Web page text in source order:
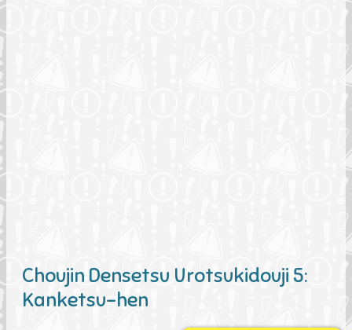
Choujin Densetsu Urotsukidouji 5:
Kanketsu-hen